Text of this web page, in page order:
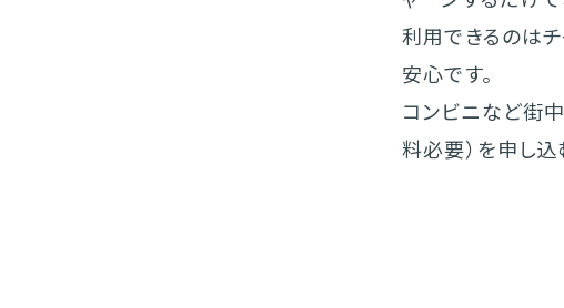
利用できるのは
安心です。
コンビニなど街
料必要）を申し込